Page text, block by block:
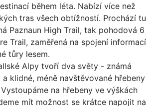
během léta. Nabízí více než
tras všech obtížností. Prochází tu
Paznaun High Trail, tak pohodová 6
Trail, zaměřená na spojení informací
tůry lesem.
Alpy tvoří dva světy - známá
klidné, méně navštěvované hřebeny
na hřebeny ve výškách
mít možnost se krátce napojit na